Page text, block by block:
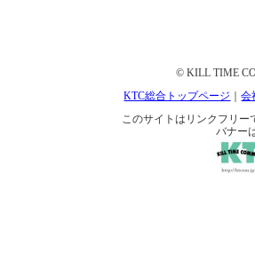
© KILL TIME
KTC総合トップページ
｜会
このサイトはリンクフリー
バナー